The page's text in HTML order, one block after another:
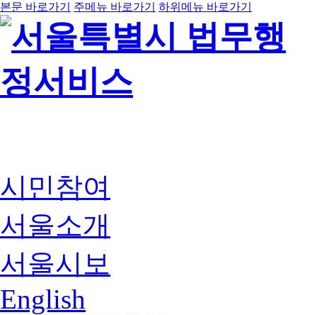
본문 바로가기 주메뉴 바로가기 하위메뉴 바로가기
시민참여
서울소개
서울시보
English